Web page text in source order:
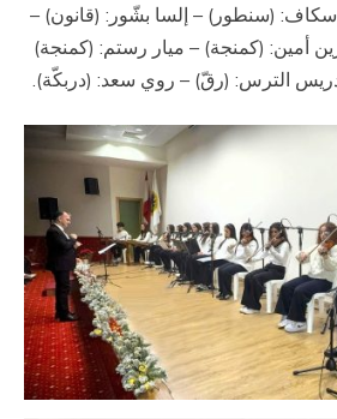
(سنطور) – إلسا بشّور: (قانون) –
أمين: (كمنجة) – ميار رستم: (كمنجة)
الترس: (رقّ) – روي سعد: (دربكّة).